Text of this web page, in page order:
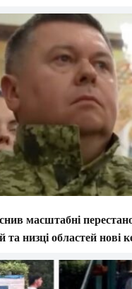
масштабні
та низці областей нові